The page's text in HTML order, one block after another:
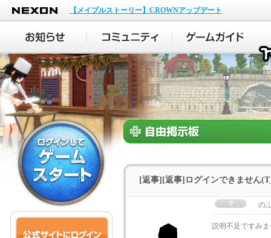
NEXON
【メイプルストーリー】CROWNアップデート
[返事][返事]ログインできません
の
説明不足ですみ